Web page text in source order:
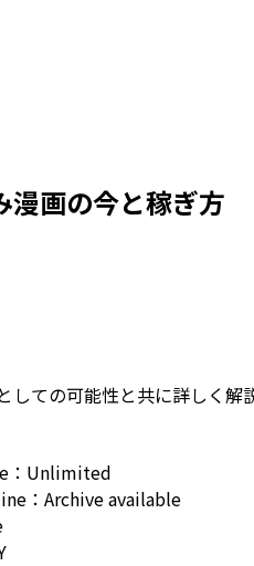
漫画の今と稼ぎ方
ての可能性と共に詳しく解
： Unlimited
： Archive available